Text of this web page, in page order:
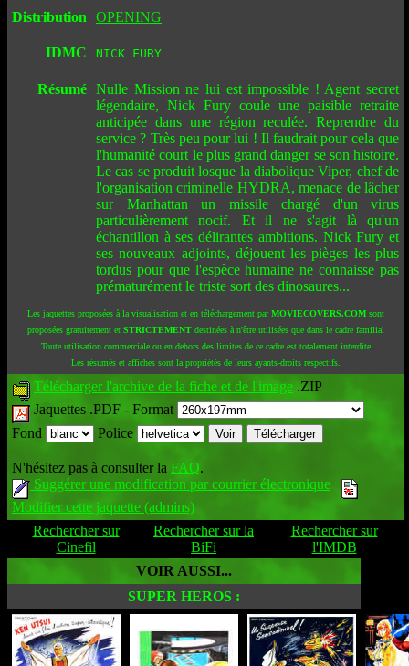
Distribution
OPENING
IDMC NICK FURY
Résumé Nulle Mission ne lui est impossible ! Agent secret
légendaire, Nick Fury coule une paisible retraite
anticipée dans une région reculée. Reprendre du
service ? Très peu pour lui ! Il faudrait pour cela que
l'humanité court le plus grand danger se son histoire.
Le cas se produit losque la diabolique Viper, chef de
l'organisation criminelle HYDRA, menace de lâcher
sur Manhattan un missile chargé d'un virus
particulièrement nocif. Et il ne s'agit là qu'un
échantillon à ses délirantes ambitions. Nick Fury et
ses nouveaux adjoints, déjouent les pièges les plus
tordus pour que l'espèce humaine ne connaisse pas
prématurément le triste sort des dinosaures...
Les jaquettes proposées à la visualisation et en téléchargement parMOVIECOVERS.COMsont
proposées gratuitement et STRICTEMENTdestinées à n'être utilisées que dans le cadre familial
Toute utilisation commerciale ou en dehors des limites de ce cadre est totalement interdite
Les résumés et affiches sont la propriétés de leurs ayants-droits respectifs.
Télécharger l'archive de la fiche et de l'image .ZIP
Jaquettes .PDF - Format
Fond
Police
N'hésitez pas à consulter la FAQ.
Suggérer une modification par courrier électronique
Modifier cette jaquette (admins)
Rechercher sur
Cinefil
Rechercher sur la
BiFi
Rechercher sur
l'IMDB
VOIR AUSSI...
SUPER HEROS :